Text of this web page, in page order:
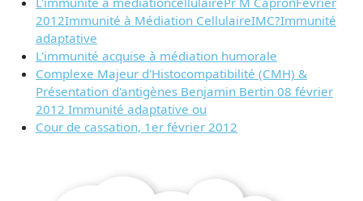
2012Immunité à Médiation CellulaireIMC?Immunité
adaptative
L'immunité acquise à médiation humorale
Complexe Majeur d'Histocompatibilité (CMH) &
Présentation d'antigènes Benjamin Bertin 08 février
2012 Immunité adaptative ou
Cour de cassation, 1er février 2012